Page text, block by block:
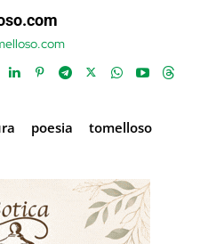
poesia tomelloso